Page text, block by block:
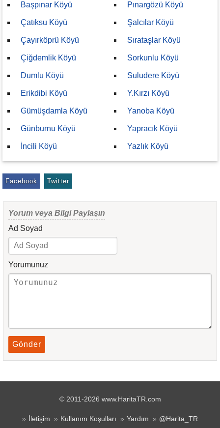
Başpınar Köyü
Çatıksu Köyü
Çayırköprü Köyü
Çiğdemlik Köyü
Dumlu Köyü
Erikdibi Köyü
Gümüşdamla Köyü
Günburnu Köyü
İncili Köyü
Pınargözü Köyü
Şalcılar Köyü
Sırataşlar Köyü
Sorkunlu Köyü
Suludere Köyü
Y.Kırzı Köyü
Yanoba Köyü
Yapracık Köyü
Yazlık Köyü
Facebook Twitter
Yorum veya Bilgi Paylaşın
Ad Soyad
Yorumunuz
Gönder
© 2011-2026 www.HaritaTR.com
İletişim Kullanım Koşulları Yardım @Harita_TR